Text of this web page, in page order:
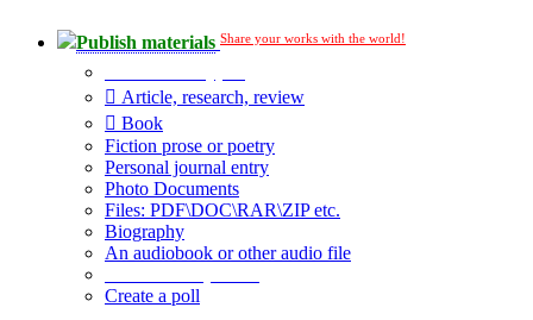
Publish materials Share your works with the world!
Article, research, review
Book
Fiction prose or poetry
Personal journal entry
Photo Documents
Files: PDF\DOC\RAR\ZIP etc.
Biography
An audiobook or other audio file
Create a poll